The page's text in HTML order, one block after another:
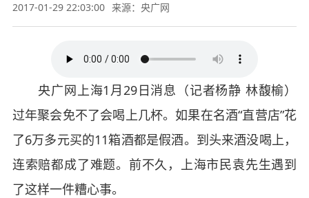
2017-01-29 22:03:00 来源：央广网
央广网上海1月29日消息（记者杨静 林馥榆）
过年聚会免不了会喝上几杯。如果在名酒“直营店”花
了6万多元买的11箱酒都是假酒。到头来酒没喝上，
连索赔都成了难题。前不久，上海市民袁先生遇到
了这样一件糟心事。